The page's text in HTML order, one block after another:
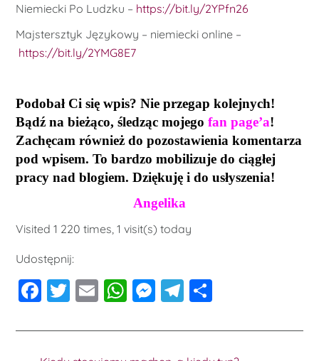
Niemiecki Po Ludzku – https://bit.ly/2YPfn26
Majstersztyk Językowy – niemiecki online –
https://bit.ly/2YMG8E7
Podobał Ci się wpis? Nie przegap kolejnych!
Bądź na bieżąco, śledząc mojegofan page’a!
Zachęcam również do pozostawienia komentarza
pod wpisem. To bardzo mobilizuje do ciągłej
pracy nad blogiem. Dziękuję i do usłyszenia!
Angelika
Visited 1 220 times, 1 visit(s) today
Udostępnij:
F
c
T
tt
E
ai
W
at
M
ss
T
e ar